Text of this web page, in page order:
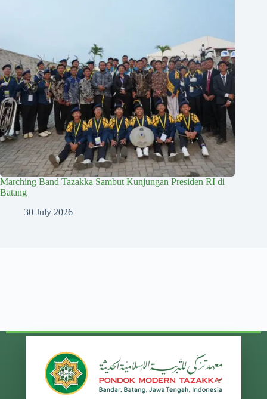
Marching Band Tazakka Sambut Kunjungan Presiden RI di
Batang
30 July 2026